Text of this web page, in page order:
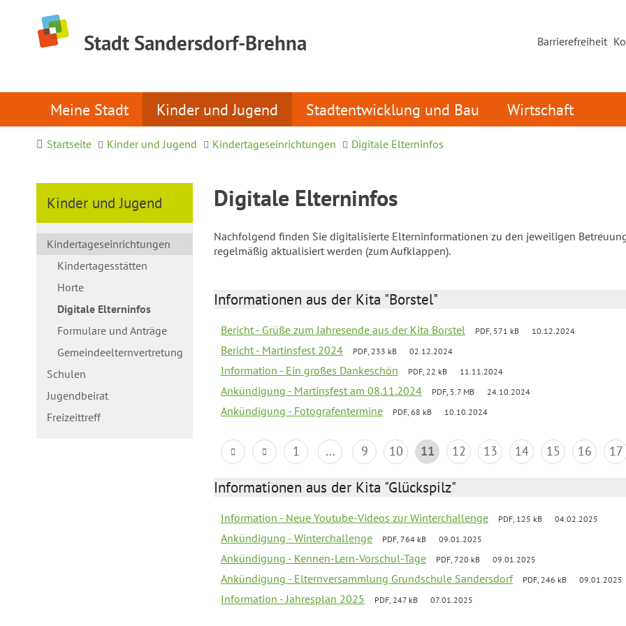
Stadt Sandersdorf-Brehna Barrierefreiheit
Meine Stadt Kinder und Jugend Stadtentwicklung und Bau Wirtschaft
Startseite Kinder und Jugend Kindertageseinrichtungen Digitale Elterninfos
Kinder und Jugend
Kindertageseinrichtungen
Kindertagesstätten
Horte
Digitale Elterninfos
Formulare und Anträge
Gemeindeelternvertretung
Schulen
Jugendbeirat
Freizeittreff
Digitale Elterninfos
Nachfolgend finden Sie digitalisierte Elterninformationen zu den jeweiligen
regelmäßig aktualisiert werden (zum Aufklappen).
Informationen aus der Kita "Borstel"
Bericht - Grüße zum Jahresende aus der Kita Borstel PDF, 571 kB 10.12.2024
Bericht - Martinsfest 2024 PDF, 233 kB 02.12.2024
Information - Ein großes Dankeschön PDF, 22 kB 11.11.2024
Ankündigung - Martinsfest am 08.11.2024 PDF, 5.7 MB 24.10.2024
Ankündigung - Fotografentermine PDF, 68 kB 10.10.2024
1 ... 9 10 11 12 13 14 15 16 17
Informationen aus der Kita "Glückspilz"
Information - Neue Youtube-Videos zur Winterchallenge PDF, 125 kB 04.02.2025
Ankündigung - Winterchallenge PDF, 764 kB 09.01.2025
Ankündigung - Kennen-Lern-Vorschul-Tage PDF, 720 kB 09.01.2025
Ankündigung - Elternversammlung Grundschule Sandersdorf PDF, 246 kB 09.01.2025
Information - Jahresplan 2025 PDF, 247 kB 07.01.2025